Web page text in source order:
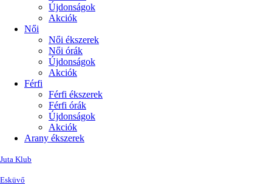
Újdonságok
Akciók
Női
Női ékszerek
Női órák
Újdonságok
Akciók
Férfi
Férfi ékszerek
Férfi órák
Újdonságok
Akciók
Arany ékszerek
Juta Klub
Esküvő